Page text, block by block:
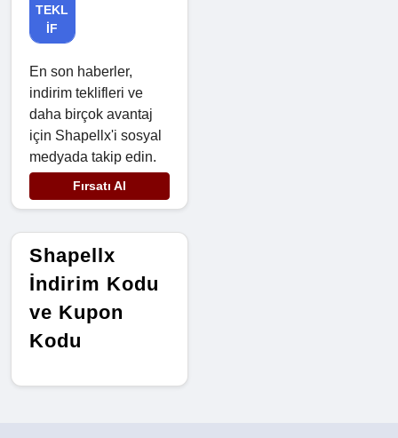
TEKL
IF
En son haberler,
indirim teklifleri ve
daha birçok avantaj
için Shapellx'i sosyal
medyada takip edin.
Fırsatı Al
Shapellx
İndirim Kodu
ve Kupon
Kodu